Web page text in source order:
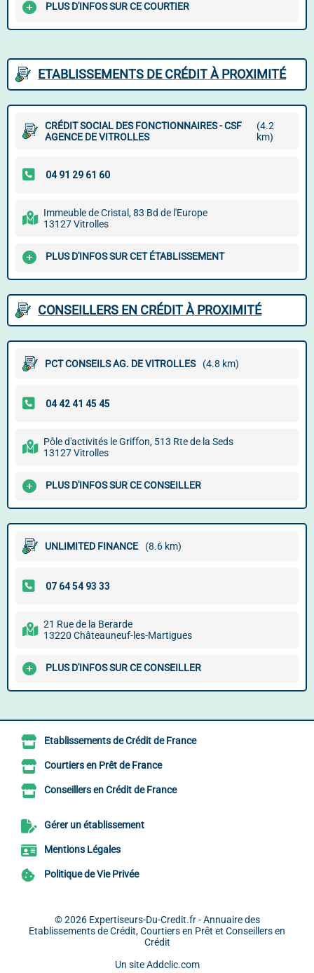
PLUS D'INFOS SUR CE COURTIER
ETABLISSEMENTS DE CRÉDIT À PROXIMITÉ
CRÉDIT SOCIAL DES FONCTIONNAIRES - CSF
AGENCE DE VITROLLES
(4.2
km)
Immeuble de Cristal, 83 Bd de l'Europe
13127 Vitrolles
PLUS D'INFOS SUR CET ÉTABLISSEMENT
CONSEILLERS EN CRÉDIT À PROXIMITÉ
PCT CONSEILS AG. DE VITROLLES (4.8 km)
Pôle d'activités le Griffon, 513 Rte de la Seds
13127 Vitrolles
PLUS D'INFOS SUR CE CONSEILLER
UNLIMITED FINANCE (8.6 km)
21 Rue de la Berarde
13220 Châteauneuf-les-Martigues
PLUS D'INFOS SUR CE CONSEILLER
Etablissements de Crédit de France
Courtiers en Prêt de France
Conseillers en Crédit de France
Gérer un établissement
Mentions Légales
Politique de Vie Privée
© 2026 Expertiseurs-Du-Credit.fr - Annuaire des
Etablissements de Crédit, Courtiers en Prêt et Conseillers en
Crédit
Un site Addclic.com